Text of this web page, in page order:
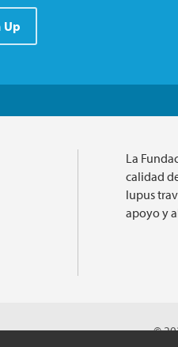
Up
La
calidad
lupus
apoyo y
©